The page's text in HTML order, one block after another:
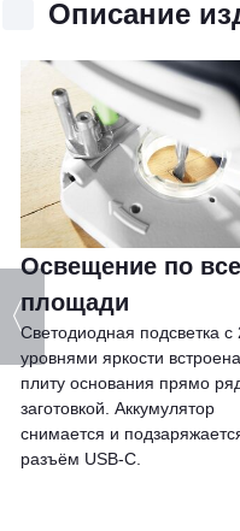
Описание
Освещение по
площади
Светодиодная подсветка с
уровнями яркости
плиту основания прямо
заготовкой. Аккумулятор
снимается и
разъём USB-C.